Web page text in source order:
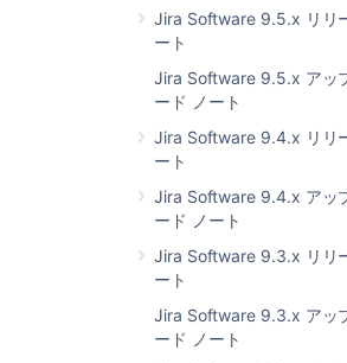
Jira Software 9.5.x リリ
ート
Jira Software 9.5.x アッ
ード ノート
Jira Software 9.4.x リリ
ート
Jira Software 9.4.x アッ
ード ノート
Jira Software 9.3.x リリ
ート
Jira Software 9.3.x アッ
ード ノート
のある重要な情報については、「
参照してください。また、「
JIRA
管理者向けの情報
アップグレードを開始すると、
スの XML バックアップ作成を自動
す。これにより、アップグレード
度が低下します。ユーザーは独自
を作成するため、自動バックアッ
ード前に無効にできます。